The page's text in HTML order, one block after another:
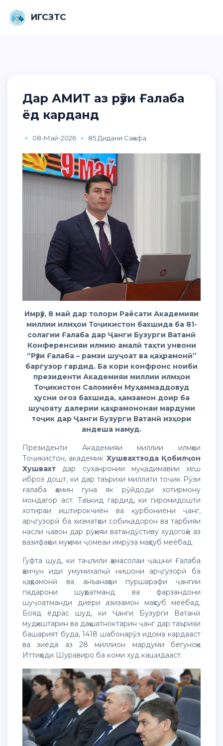
ИГСЗТС
Дар АМИТ аз рӯзи Ғалаба
ёд карданд
08-Май-2026 85 Дидани Саҳифа
Имрӯз, 8 май дар толори Раёсати Академияи
миллии илмҳои Тоҷикистон бахшида ба 81-
солагии Ғалаба дар Ҷанги Бузурги Ватанӣ
Конференсияи илмию амалӣ таҳти унвони
“Рӯзи Ғалаба – рамзи шуҷоат ва қаҳрамонӣ”
баргузор гардид. Ба кори конфронс ноиби
президенти Академияи миллии илмҳои
Тоҷикистон Саломиён Муҳаммаддовуд
ҳусни оғоз бахшида, ҳамзамон доир ба
шуҷоату далерии қаҳрамононаи мардуми
тоҷик дар Ҷанги Бузурги Ватанӣ изҳори
андеша намуд.
Президенти Академияи миллии илмҳои
Тоҷикистон, академик Хушвахтзода Қобилҷон
Хушвахт дар суханронии муқадимавии хеш
иброз дошт, ки дар таърихи миллати тоҷик Рӯзи
ғалаба ҳамин гуна як рӯйдоди хотирмону
мондагор аст. Таъкид гардид, ки гиромидошти
хотираи иштирокчиён ва қурбониёни ҷанг,
арҷгузорӣ ба хизматҳои собиқадорон ва тарбияи
насли ҷавон дар рӯҳияи ватандӯстиву худогоҳӣ аз
вазифаҳои муҳими ҷомеаи имрӯза маҳсуб меёбад.
Гуфта шуд, ки таҷлили ҳамасолаи ҷашни Ғалаба
ҳамчун иди умумихалқӣ нишони арҷгузорӣ ба
қаҳрамонӣ ва анъанаҳои пуршарафи ҷангии
падарони шуҳратманд ва фарзандони
шуҷоатманди диёри азизамон маҳсуб меёбад.
Бояд ёдрас шуд, ки Ҷанги Бузурги Ватанӣ
мудҳиштарин ва даҳшатноктарин ҷанг дар таърихи
башарият буда, 1418 шабонарӯз идома кардааст
ва зиёда аз 28 миллион мардуми бегуноҳи
Иттиҳоди Шуравиро ба коми худ кашидааст.